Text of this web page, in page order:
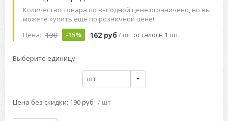
Количество товара по выгодной цене ограничено, но вы
можете купить ещё по розничной цене!
Цена: 190 -15% 162 руб / шт осталось 1 шт
Выберите единицу:
шт
Цена без скидки: 190 руб / шт